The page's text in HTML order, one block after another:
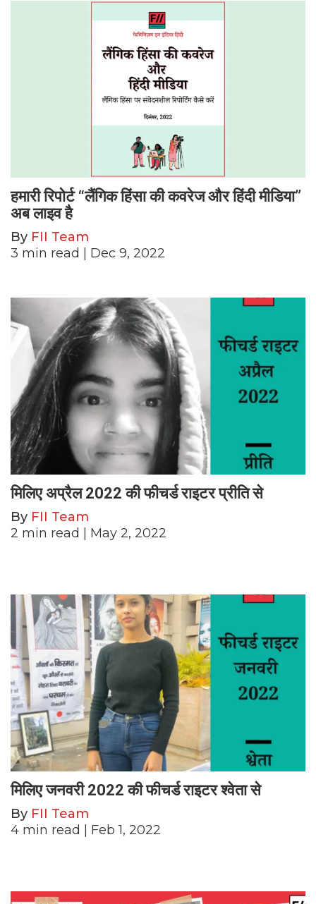
हमारी रिपोर्ट “लैंगिक हिंसा की कवरेज और हिंदी मीडिया”
अब लाइव है
By FII Team
3 min read | Dec 9, 2022
मिलिए अप्रैल 2022 की फीचर्ड राइटर प्रीति से
By FII Team
2 min read | May 2, 2022
मिलिए जनवरी 2022 की फीचर्ड राइटर श्वेता से
By FII Team
4 min read | Feb 1, 2022